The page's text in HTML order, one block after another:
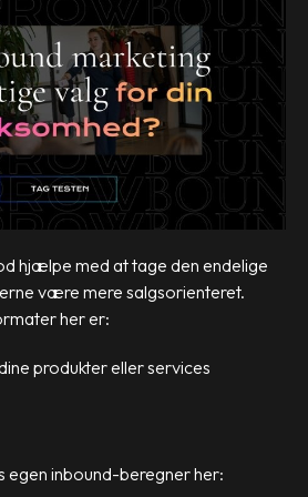
hjælpe med at tage den endelige
være mere salgsorienteret.
her er:
produkter eller services
egen inbound-beregner her: